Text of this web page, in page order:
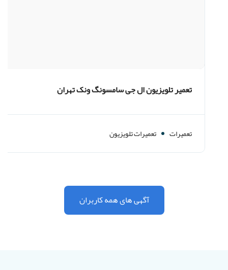
تعمیر تلویزیون ال جی سامسونگ ونک تهران
تعمیرات تعمیرات تلویزیون
آگهی های همه کاربران